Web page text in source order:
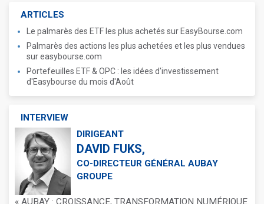
ARTICLES
Le palmarès des ETF les plus achetés sur EasyBourse.com
Palmarès des actions les plus achetées et les plus vendues
sur easybourse.com
Portefeuilles ETF & OPC : les idées d'investissement
d'Easybourse du mois d'Août
INTERVIEW
DIRIGEANT
DAVID FUKS,
CO-DIRECTEUR GÉNÉRAL AUBAY
GROUPE
« AUBAY : CROISSANCE, TRANSFORMATION NUMÉRIQUE